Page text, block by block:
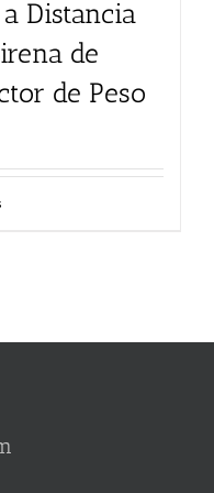
a Distancia
de
de Peso